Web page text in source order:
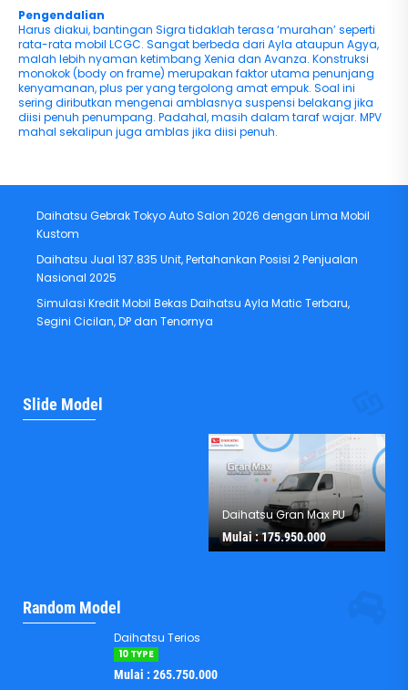
Pengendalian
Harus diakui, bantingan Sigra tidaklah terasa ‘murahan’ seperti
rata-rata mobil LCGC. Sangat berbeda dari Ayla ataupun Agya,
malah lebih nyaman ketimbang Xenia dan Avanza. Konstruksi
monokok (body on frame) merupakan faktor utama penunjang
kenyamanan, plus per yang tergolong amat empuk. Soal ini
sering diributkan mengenai amblasnya suspensi belakang jika
diisi penuh penumpang. Padahal, masih dalam taraf wajar. MPV
mahal sekalipun juga amblas jika diisi penuh.
Daihatsu Gebrak Tokyo Auto Salon 2026 dengan Lima Mobil
Kustom
Daihatsu Jual 137.835 Unit, Pertahankan Posisi 2 Penjualan
Nasional 2025
Simulasi Kredit Mobil Bekas Daihatsu Ayla Matic Terbaru,
Segini Cicilan, DP dan Tenornya
Slide Model
Daihatsu Terios
Mulai :265.750.000
Daihatsu Gran Max PU
Mulai :175.950.000
Random Model
Daihatsu Terios
10 TYPE
Mulai : 265.750.000